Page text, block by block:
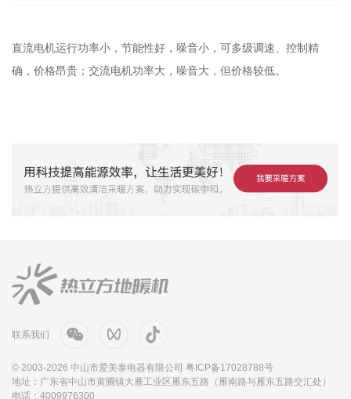
直流电机运行功率小，节能性好，噪音小，可多级调速、控制精
确，价格昂贵；交流电机功率大，噪音大，但价格较低。
联系我们
© 2003-2026 中山市爱美泰电器有限公司 粤ICP备17028788号
地址：广东省中山市黄圃镇大雁工业区雁东五路（雁南路与雁东五路交汇处）
电话：4009976300